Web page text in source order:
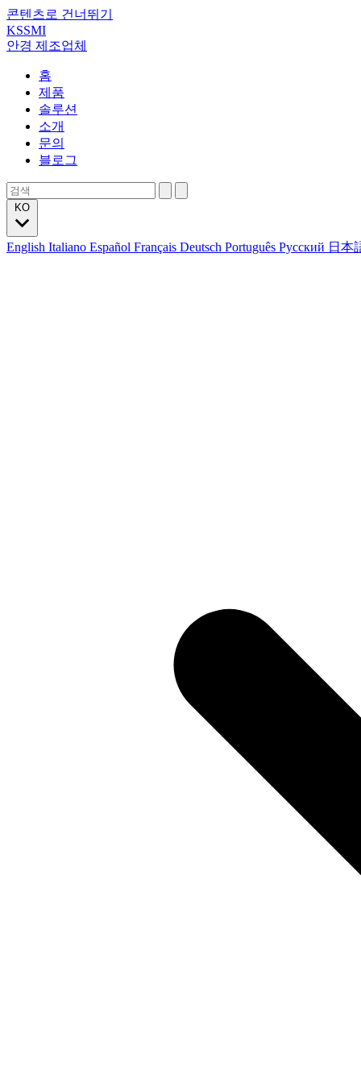
콘텐츠로 건너뛰기
KSSMI
안경 제조업체
홈
제품
솔루션
소개
문의
블로그
English Italiano Español Français Deutsch Português Русский 日本